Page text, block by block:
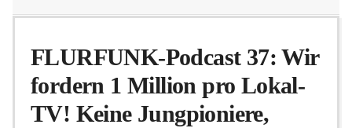
Nachrichten
Flurschelte
FLURFUNK-Podcast 37: Wir
fordern 1 Million pro Lokal-
TV! Keine Jungpioniere,